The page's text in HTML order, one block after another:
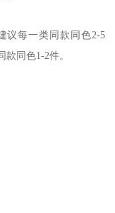
每一类同款同色2-5
同色1-2件。